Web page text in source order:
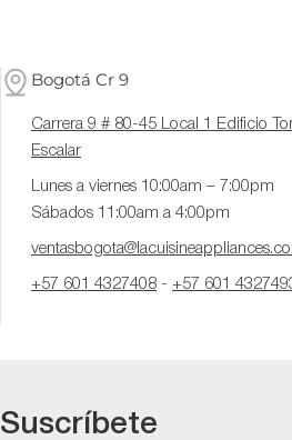
Bogotá Cr 9
Carrera 9 # 80-45 Local 1 Edificio
Escalar
Lunes a viernes 10:00am – 7:00pm
Sábados 11:00am a 4:00pm
+57 601 4327408 - +57 601
Suscríbete